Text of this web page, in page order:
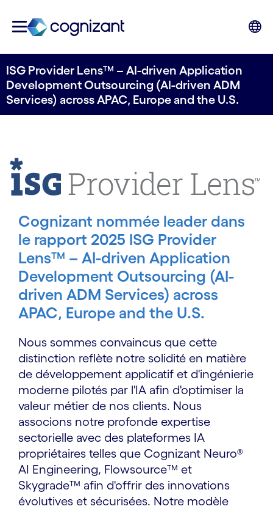
ISG Provider Lens™ – AI-driven Application
Development Outsourcing (AI-driven ADM
Services) across APAC, Europe and the U.S.
Cognizant nommée leader dans
le rapport 2025 ISG Provider
Lens™ – AI-driven Application
Development Outsourcing (AI-
driven ADM Services) across
APAC, Europe and the U.S.
Nous sommes convaincus que cette
distinction reflète notre solidité en matière
de développement applicatif et d'ingénierie
moderne pilotés par l'IA afin d'optimiser la
valeur métier de nos clients. Nous
associons notre profonde expertise
sectorielle avec des plateformes IA
propriétaires telles que Cognizant Neuro®
AI Engineering, Flowsource™ et
Skygrade™ afin d'offrir des innovations
évolutives et sécurisées. Notre modèle